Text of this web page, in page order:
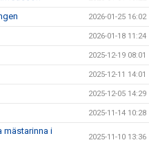
2026-01-25 16:02
2026-01-18 11:24
2025-12-19 08:01
2025-12-11 14:01
2025-12-05 14:29
2025-11-14 10:28
mästarinna i
2025-11-10 13:36